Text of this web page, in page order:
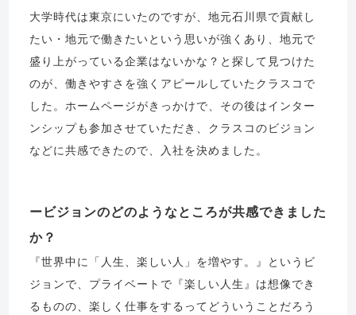
大学時代は東京にいたのですが、地元石川県で貢献し
たい・地元で働きたいという思いが強くあり、地元で
盛り上がっている企業はないかな？と探して見つけた
のが、働きやすさを強くアピールしていたクラスコで
した。ホームページがきっかけで、その後はインター
ンシップも参加させていただき、クラスコのビジョン
などに共感できたので、入社を決めました。
ビジョンのどのようなところが共感できました
か？
『世界中に「人生、楽しい人」を増やす。』というビ
ジョンで、プライベートで『楽しい人生』は想像でき
るものの、楽しく仕事をするってどういうことだろう